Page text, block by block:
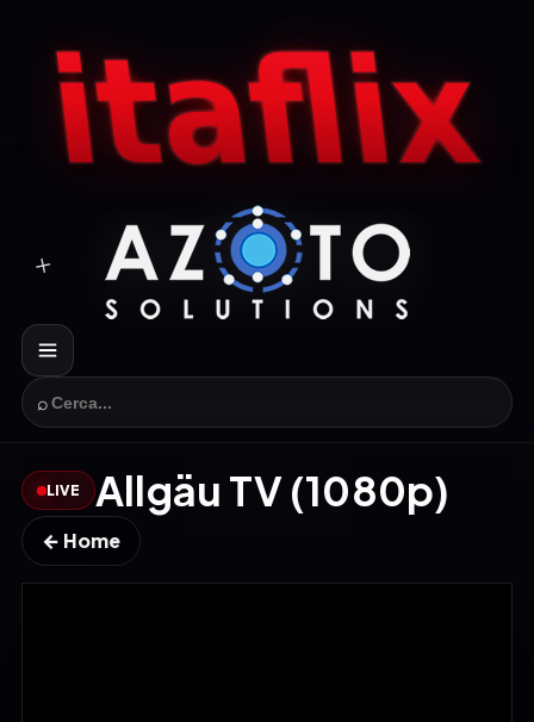
⌕
LIVE Allgäu TV (1080p)
← Home